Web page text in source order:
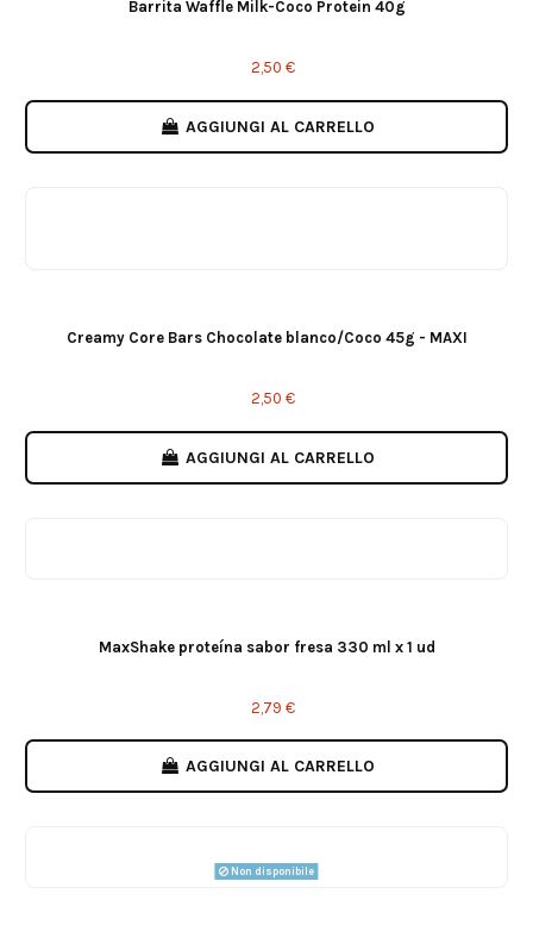
Barrita Waffle Milk-Coco Protein 40g
2,50 €
AGGIUNGI AL CARRELLO
Creamy Core Bars Chocolate blanco/Coco 45g - MAXI
2,50 €
AGGIUNGI AL CARRELLO
MaxShake proteína sabor fresa 330 ml x 1 ud
2,79 €
AGGIUNGI AL CARRELLO
Non disponibile